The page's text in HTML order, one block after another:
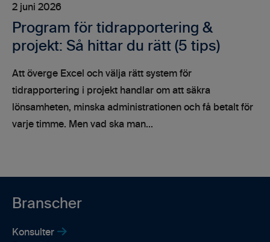
2 juni 2026
Program för tidrapportering &
projekt: Så hittar du rätt (5 tips)
Att överge Excel och välja rätt system för
tidrapportering i projekt handlar om att säkra
lönsamheten, minska administrationen och få betalt för
varje timme. Men vad ska man...
Branscher
Konsulter